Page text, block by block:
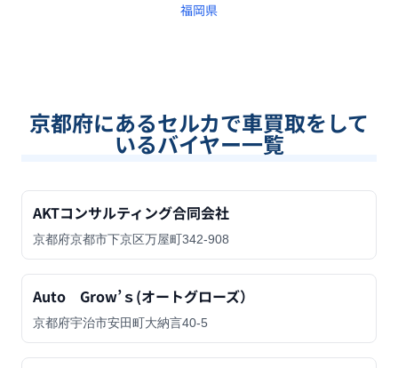
福岡県
京都府にあるセルカで車買取をして
いるバイヤー一覧
AKTコンサルティング合同会社
京都府京都市下京区万屋町342-908
Auto Grow’ｓ(オートグローズ）
京都府宇治市安田町大納言40-5